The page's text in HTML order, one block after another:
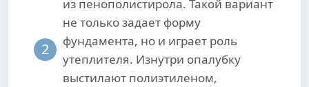
2
из пенополистирола. Такой вариант
не только задает форму
фундамента, но и играет роль
утеплителя. Изнутри опалубку
выстилают полиэтиленом,